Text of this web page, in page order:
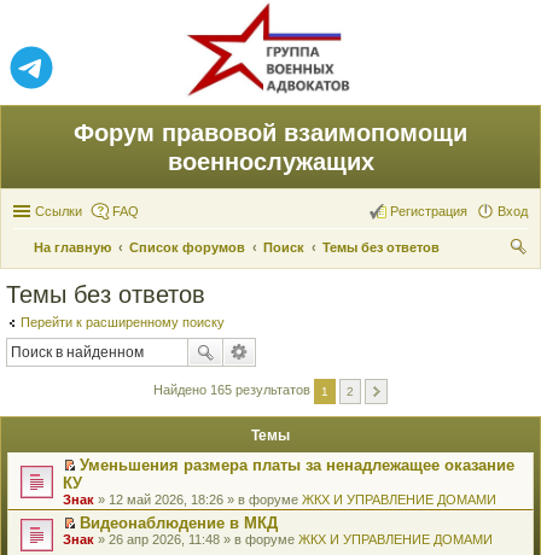
Форум правовой взаимопомощи
военнослужащих
Ссылки FAQ Вход
Регистрация
На главную Список форумов Поиск
Темы без ответов
Темы без ответов
Перейти к расширенному поиску
Найдено 165 результатов 1 2
Темы
П
е
р
е
й
Уменьшения размера платы за ненадлежащее оказание
КУ
Знак » 12 май 2026, 18:26 » в форуме ЖКХ И УПРАВЛЕНИЕ ДОМАМИ
П
Видеонаблюдение в МКД
Знак » 26 апр 2026, 11:48 » в форуме ЖКХ И УПРАВЛЕНИЕ ДОМАМИ